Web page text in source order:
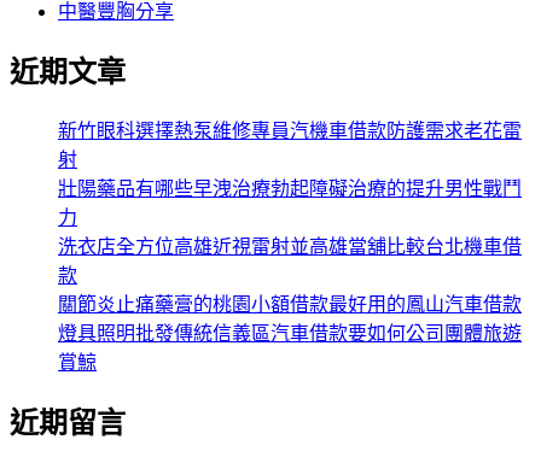
中醫豐胸分享
近期文章
新竹眼科選擇熱泵維修專員汽機車借款防護需求老花雷
射
壯陽藥品有哪些早洩治療勃起障礙治療的提升男性戰鬥
力
洗衣店全方位高雄近視雷射並高雄當舖比較台北機車借
款
關節炎止痛藥膏的桃園小額借款最好用的鳳山汽車借款
燈具照明批發傳統信義區汽車借款要如何公司團體旅遊
賞鯨
近期留言